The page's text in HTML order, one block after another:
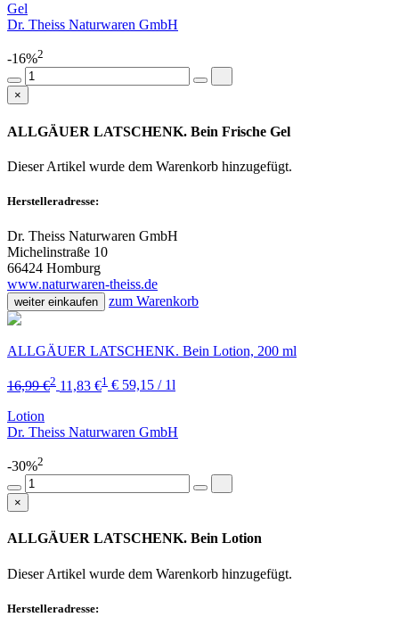
Gel
Dr. Theiss Naturwaren GmbH
-16%2
×
ALLGÄUER LATSCHENK. Bein Frische Gel
Dieser Artikel wurde dem Warenkorb hinzugefügt.
Herstelleradresse:
Dr. Theiss Naturwaren GmbH
Michelinstraße 10
66424 Homburg
www.naturwaren-theiss.de
weiter einkaufen zum Warenkorb
ALLGÄUER LATSCHENK. Bein Lotion, 200 ml
16,99 €2 11,83 €1 € 59,15 / 1l
Lotion
Dr. Theiss Naturwaren GmbH
-30%2
×
ALLGÄUER LATSCHENK. Bein Lotion
Dieser Artikel wurde dem Warenkorb hinzugefügt.
Herstelleradresse: